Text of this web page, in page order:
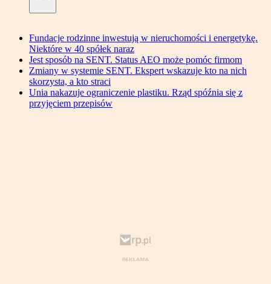
Fundacje rodzinne inwestują w nieruchomości i energetykę.
Niektóre w 40 spółek naraz
Jest sposób na SENT. Status AEO może pomóc firmom
Zmiany w systemie SENT. Ekspert wskazuje kto na nich
skorzysta, a kto straci
Unia nakazuje ograniczenie plastiku. Rząd spóźnia się z
przyjęciem przepisów